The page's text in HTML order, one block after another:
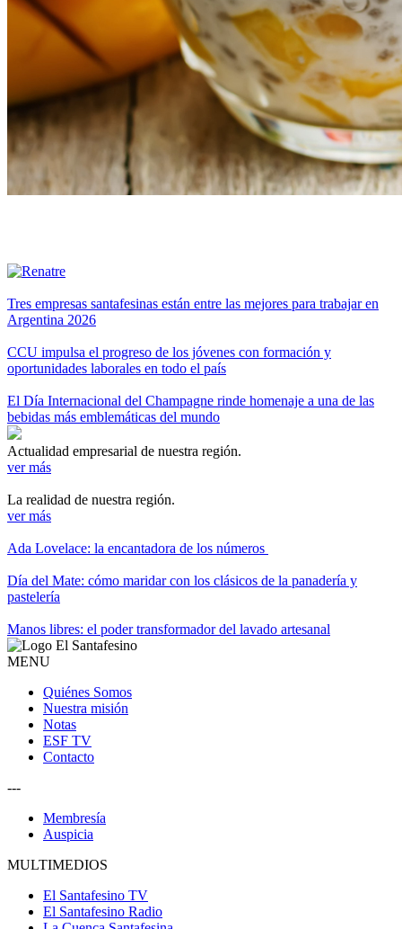
Tres empresas santafesinas están entre las mejores para trabajar en
Argentina 2026
CCU impulsa el progreso de los jóvenes con formación y
oportunidades laborales en todo el país
El Día Internacional del Champagne rinde homenaje a una de las
bebidas más emblemáticas del mundo
Actualidad empresarial de nuestra región.
ver más
La realidad de nuestra región.
ver más
Ada Lovelace: la encantadora de los números
Día del Mate: cómo maridar con los clásicos de la panadería y
pastelería
Manos libres: el poder transformador del lavado artesanal
MENU
Quiénes Somos
Nuestra misión
Notas
ESF TV
Contacto
---
Membresía
Auspicia
MULTIMEDIOS
El Santafesino TV
El Santafesino Radio